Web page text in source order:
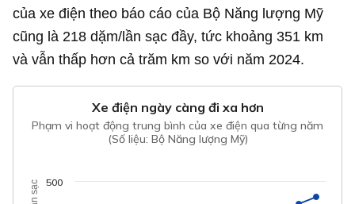
của xe điện theo báo cáo của Bộ Năng lượng Mỹ
cũng là 218 dặm/lần sạc đầy, tức khoảng 351 km
và vẫn thấp hơn cả trăm km so với năm 2024.
Xe điện ngày càng đi xa hơn
Phạm vi hoạt động trung bình của xe điện qua từng năm
(Số liệu: Bộ Năng lượng Mỹ)
500